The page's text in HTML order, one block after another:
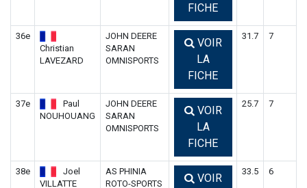
FICHE
36e
Christian
LAVEZARD
JOHN DEERE
SARAN
OMNISPORTS
VOIR
LA
FICHE
31.7 7
37e
Paul
NOUHOUANG
JOHN DEERE
SARAN
OMNISPORTS
VOIR
LA
FICHE
25.7 7
38e
Joel
VILLATTE
AS PHINIA
ROTO-SPORTS
VOIR
33.5 6